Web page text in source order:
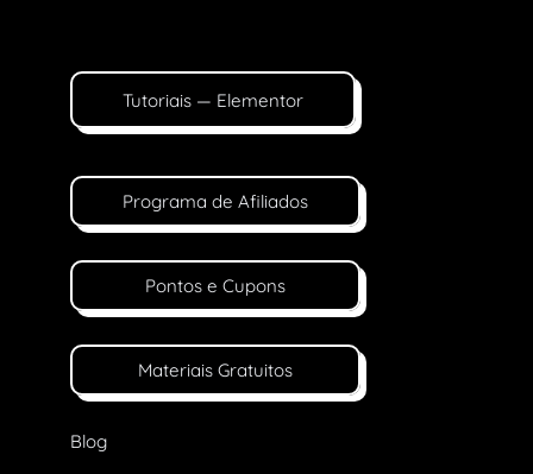
Tutoriais — Elementor
Programa de Afiliados
Pontos e Cupons
Materiais Gratuitos
Blog